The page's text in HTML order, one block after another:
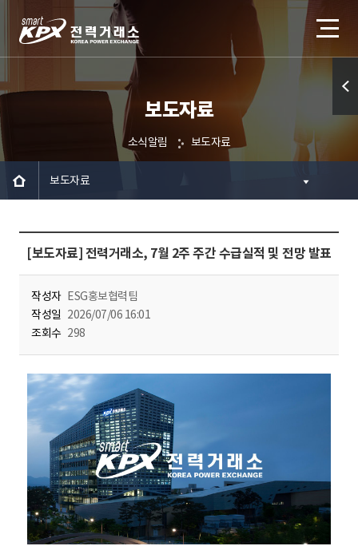
보도자료
소식알림 보도자료
보도자료
[보도자료] 전력거래소, 7월 2주 주간 수급실적 및 전망 발표
작성자 ESG홍보협력팀
작성일 2026/07/06 16:01
조회수 298